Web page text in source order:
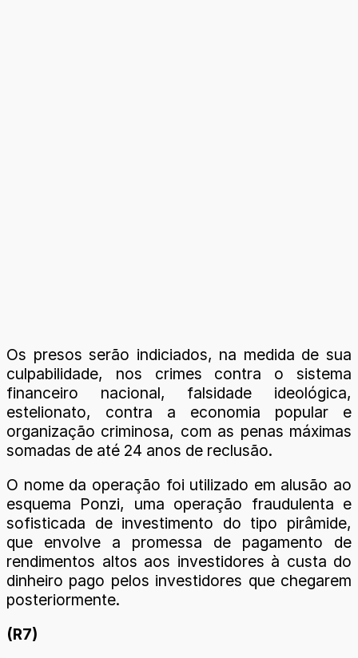
Os presos serão indiciados, na medida de sua
culpabilidade, nos crimes contra o sistema
financeiro nacional, falsidade ideológica,
estelionato, contra a economia popular e
organização criminosa, com as penas máximas
somadas de até 24 anos de reclusão.
O nome da operação foi utilizado em alusão ao
esquema Ponzi, uma operação fraudulenta e
sofisticada de investimento do tipo pirâmide,
que envolve a promessa de pagamento de
rendimentos altos aos investidores à custa do
dinheiro pago pelos investidores que chegarem
posteriormente.
(R7)